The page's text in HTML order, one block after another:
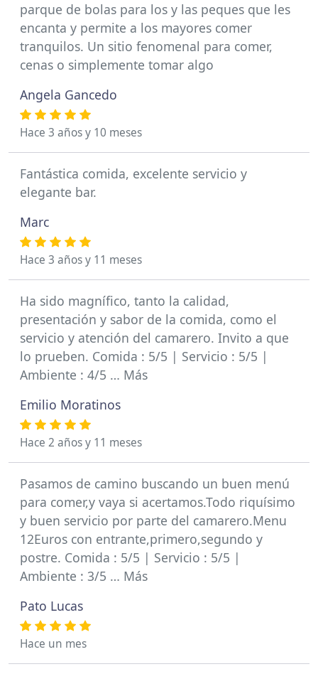
parque de bolas para los y las peques que les
encanta y permite a los mayores comer
tranquilos. Un sitio fenomenal para comer,
cenas o simplemente tomar algo
Angela Gancedo
Hace 3 años y 10 meses
Fantástica comida, excelente servicio y
elegante bar.
Marc
Hace 3 años y 11 meses
Ha sido magnífico, tanto la calidad,
presentación y sabor de la comida, como el
servicio y atención del camarero. Invito a que
lo prueben. Comida : 5/5 | Servicio : 5/5 |
Ambiente : 4/5 … Más
Emilio Moratinos
Hace 2 años y 11 meses
Pasamos de camino buscando un buen menú
para comer,y vaya si acertamos.Todo riquísimo
y buen servicio por parte del camarero.Menu
12Euros con entrante,primero,segundo y
postre. Comida : 5/5 | Servicio : 5/5 |
Ambiente : 3/5 … Más
Pato Lucas
Hace un mes